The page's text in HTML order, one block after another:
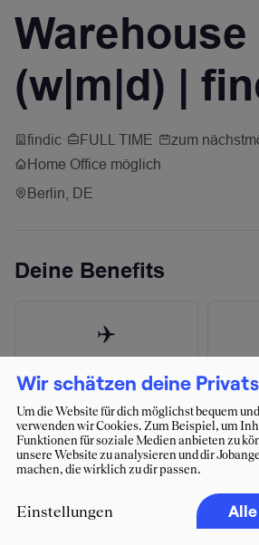
Wir schätzen deine
Um die Website für dich möglichst bequem
verwenden wir Cookies. Zum Beispiel, um
Funktionen für soziale Medien anbieten zu
unsere Website zu analysieren und dir
machen, die wirklich zu dir passen.
Einstellungen